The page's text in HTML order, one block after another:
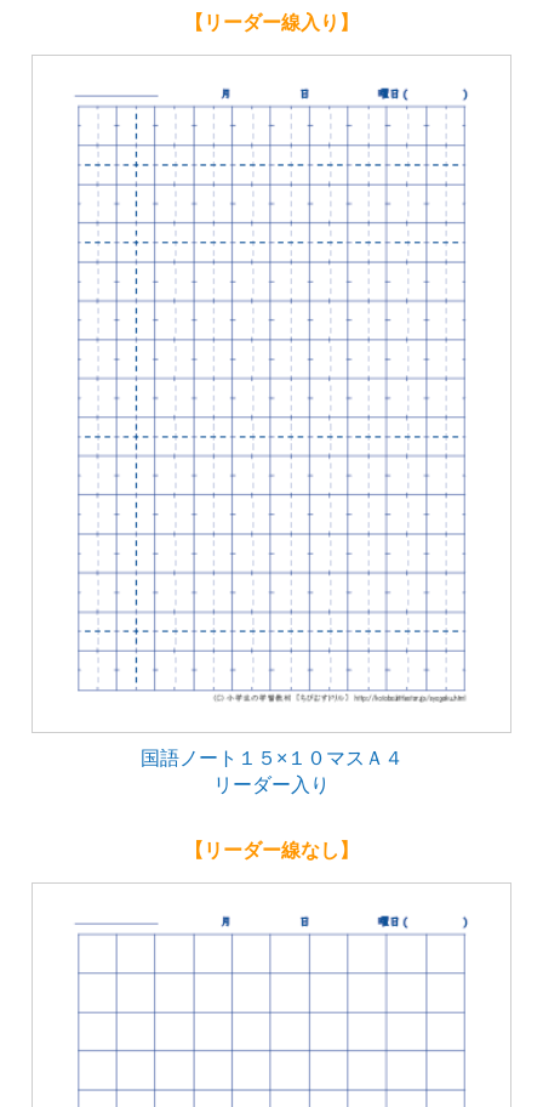
【リーダー線入り】
国語ノート１５×１０マスＡ４
リーダー入り
【リーダー線なし】